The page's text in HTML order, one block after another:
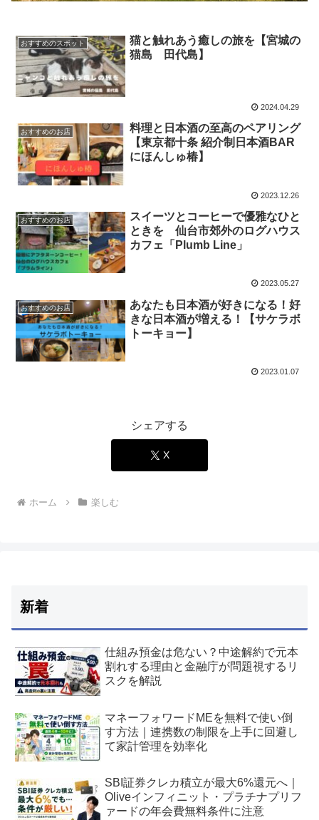
おすすめのスポット
猫と触れあう癒しの旅を【宮城の
猫島 田代島】
2024.04.29
おすすめのお店
料理と日本酒の至高のペアリング
【東京都十条 紹介制日本酒BAR
にほんしゅ椿】
2023.12.26
おすすめのお店
スイーツとコーヒーで優雅なひと
ときを 仙台市郊外のログハウス
カフェ「Plumb Line」
2023.05.27
おすすめのお店
あなたも日本酒が好きになる！好
きな日本酒が増える！【サケラボ
トーキョー】
2023.01.07
シェアする
X
ホーム 楽しむ
新着
仕組み預金は危ない？中途解約で元本
割れする理由と金融庁が問題視するリ
スクを解説
マネーフォワードMEを無料で使い倒
す方法｜連携数の制限を上手に回避し
て家計管理を効率化
SBI証券クレカ積立が最大6%還元へ｜
Oliveインフィニット・プラチナプリフ
ァードの年会費無料条件に注意